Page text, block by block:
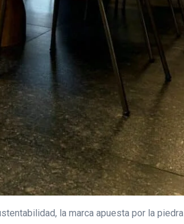
la marca apuesta por la piedra